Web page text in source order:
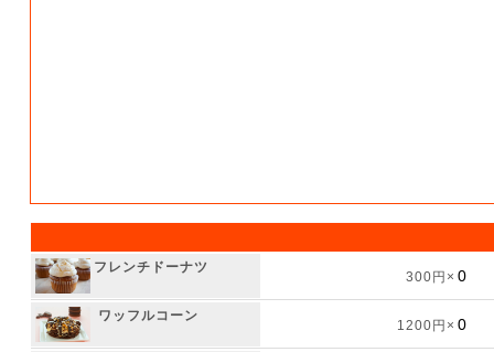
フレンチドーナツ
300円×
ワッフルコーン
1200円×